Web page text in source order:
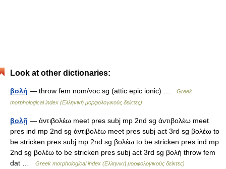
Look at other dictionaries:
βολή — throw fem nom/voc sg (attic epic ionic) …
Greek
morphological index (Ελληνική μορφολογικούς δείκτες)
βολῇ — ἀντιβολέω meet pres subj mp 2nd sg ἀντιβολέω meet
pres ind mp 2nd sg ἀντιβολέω meet pres subj act 3rd sg βολέω to
be stricken pres subj mp 2nd sg βολέω to be stricken pres ind mp
2nd sg βολέω to be stricken pres subj act 3rd sg βολή throw fem
dat …
Greek morphological index (Ελληνική μορφολογικούς δείκτες)